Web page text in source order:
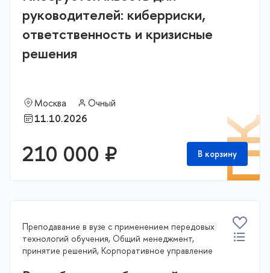
руководителей: киберриски,
ответственность и кризисные
решения
Москва
Очный
11.10.2026
210 000 ₽ В корзину
Преподавание в вузе с применением передовых
технологий обучения, Общий менеджмент,
принятие решений, Корпоративное управление